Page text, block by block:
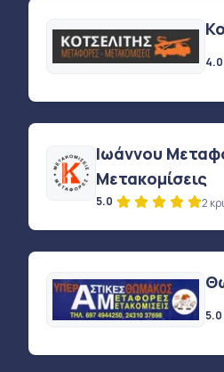
4.0
Ιωάννου
Μετακομίσεις
5.0 2
5.0